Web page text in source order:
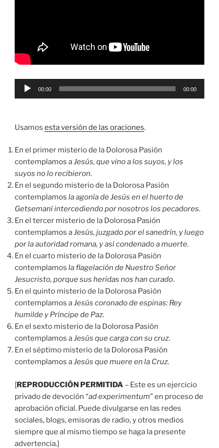
Reproductor
00:00 00:00
Usamos esta versión de las oraciones.
En el primer misterio de la Dolorosa Pasión
contemplamos aJesús, que vino a los suyos, y los
suyos no lo recibieron.
En el segundo misterio de la Dolorosa Pasión
contemplamos la agonía de Jesús en el huerto de
Getsemaní intercediendo por nosotros los pecadores.
En el tercer misterio de la Dolorosa Pasión
contemplamos aJesús, juzgado por el sanedrín, y luego
por la autoridad romana, y así condenado a muerte.
En el cuarto misterio de la Dolorosa Pasión
contemplamos la flagelación de Nuestro Señor
Jesucristo, porque sus heridas nos han curado.
En el quinto misterio de la Dolorosa Pasión
contemplamos aJesús coronado de espinas: Rey
humilde y Príncipe de Paz.
En el sexto misterio de la Dolorosa Pasión
contemplamos aJesús que carga con su cruz.
En el séptimo misterio de la Dolorosa Pasión
contemplamos aJesús que muere en la Cruz.
[REPRODUCCIÓN PERMITIDA – Este es un ejercicio
privado de devoción “ad experimentum” en proceso de
aprobación oficial. Puede divulgarse en las redes
sociales, blogs, emisoras de radio, y otros medios
siempre que al mismo tiempo se haga la presente
advertencia.]